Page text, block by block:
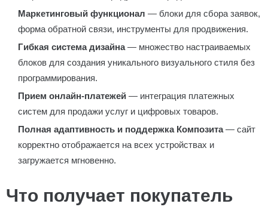
Маркетинговый функционал — блоки для сбора заявок,
форма обратной связи, инструменты для продвижения.
Гибкая система дизайна— множество настраиваемых
блоков для создания уникального визуального стиля без
программирования.
Прием онлайн-платежей — интеграция платежных
систем для продажи услуг и цифровых товаров.
Полная адаптивность и поддержка Композита— сайт
корректно отображается на всех устройствах и
загружается мгновенно.
Что получает покупатель